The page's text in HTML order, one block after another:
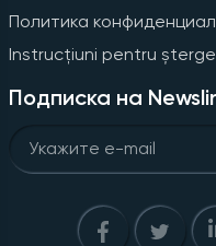
Политика
Instrucțiuni pentru
Подписка на